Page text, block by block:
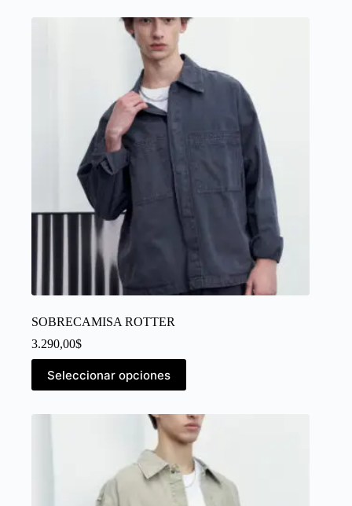
SOBRECAMISA ROTTER
3.290,00$
Seleccionar opciones